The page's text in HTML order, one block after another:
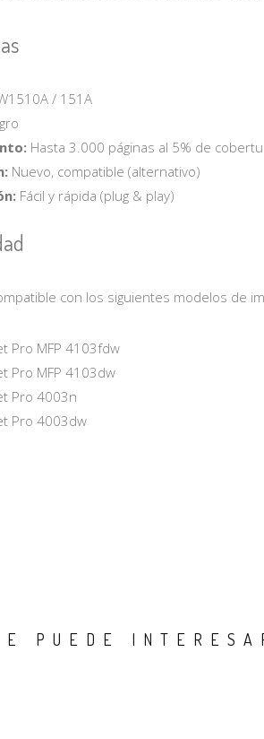
/ 151A
Hasta 3.000 páginas al 5% de
Nuevo, compatible (alternativo)
Fácil y rápida (plug & play)
con los siguientes modelos de
Pro MFP 4103fdw
Pro MFP 4103dw
Pro 4003n
Pro 4003dw
PUEDE